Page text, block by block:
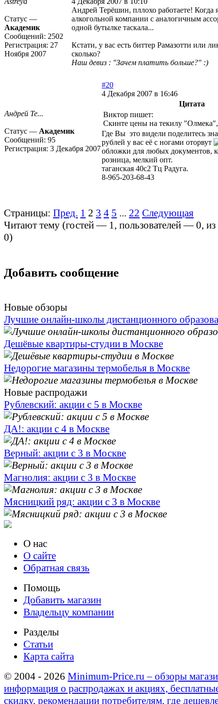
Статус —
Академик
Сообщений: 2502
Регистрация: 27
Ноября 2007
Андрей Терёшин, пллохо работаете! Когда
алкогольной компании с аналогичным
одной бутылке таскала...
Кстати, у вас есть биттер Рамазотти или
сколько?
Наш девиз : "Зачем платить больше?" :)
Андрей Те...
Статус — Академик
Сообщений: 95
Регистрация: 3 Декабря 2007
#20
4 Декабря 2007 в 16:46
Цитата
Виктор пишет:
Скинте цены на текилу
Где Вы это видели поделитесь
рублей у вас её с ногами оторвут
обложки для любых документов,
розница, мелкий опт.
таганская 40с2 Тц Радуга.
8-965-203-68-43
Страницы: Пред. 1 2 3 4 5 ... 22 Следующая
Читают тему (гостей — 1, пользователей —0,
0)
Добавить сообщение
Новые обзоры
Лучшие онлайн-школы дистанционного
Дешёвые квартиры-студии в Москве
Недорогие магазины термобелья в Москве
Новые распродажи
Рублевский: акции с 5 в Москве
ДА!: акции с 4 в Москве
Верный: акции с 3 в Москве
Магнолия: акции с 3 в Москве
Мясницкий ряд: акции с 3 в Москве
О нас
О сайте
Обратная связь
Помощь
Добавить магазин
Владельцу компании
Разделы
Статьи
Карта сайта
© 2004 - 2026 Minimum-Price.ru – обзоры
информация о распродажах и акциях,
скидку, рекомендации потребителям, где